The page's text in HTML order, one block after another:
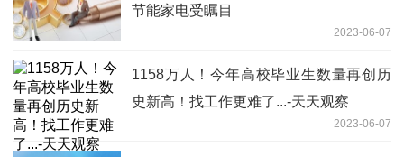
节能家电受瞩目
2023-06-07
1158万人！今年高校毕业生数量再创历
史新高！找工作更难了...-天天观察
2023-06-07